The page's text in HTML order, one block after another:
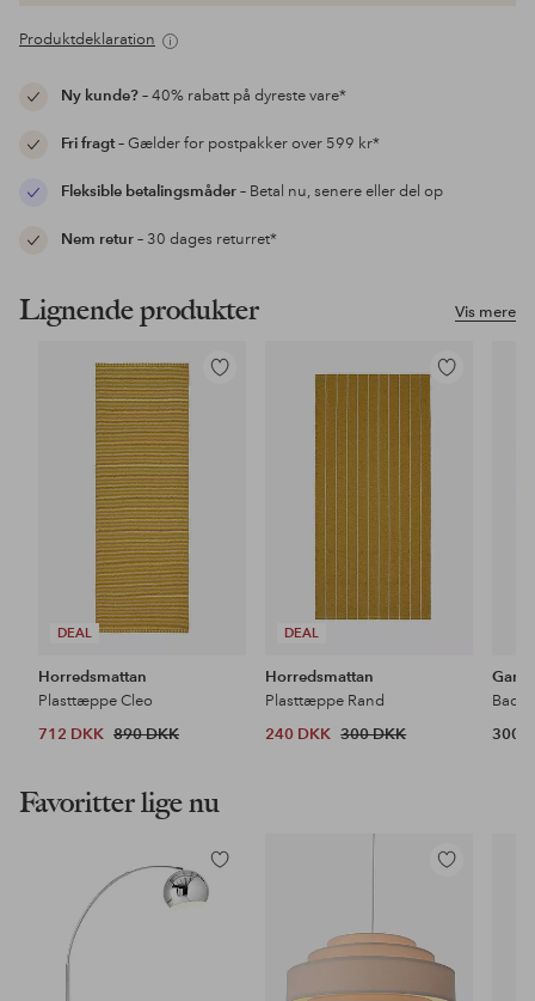
Produktdeklaration
Ny kunde?– 40% rabatt på dyreste vare*
Fri fragt– Gælder for postpakker over 599 kr*
Fleksible betalingsmåder– Betal nu, senere eller del op
Nem retur– 30 dages returret*
Vis mere
Lignende produkter
DEAL
Tilføj
Horredsmattan
Plasttæppe Cleo
712 DKK 890 DKK
DEAL
Tilføj
favoritter
Horredsmattan
Plasttæppe Rand
240 DKK 300 DKK
Gant
300
Favoritter lige nu
Tilføj
til
Tilføj